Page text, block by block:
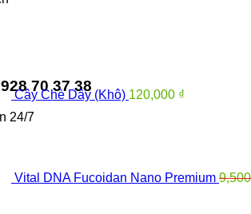
70 37 38
24/7
Cây Chè Dây (Khô) 120,000 ₫
Vital DNA Fucoidan Nano Premium